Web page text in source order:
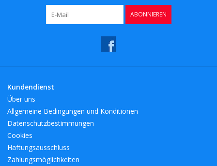
ABONNIEREN
Kundendienst
Über uns
Allgemeine Bedingungen und Konditionen
Datenschutzbestimmungen
Cookies
Haftungsausschluss
Zahlungsmöglichkeiten